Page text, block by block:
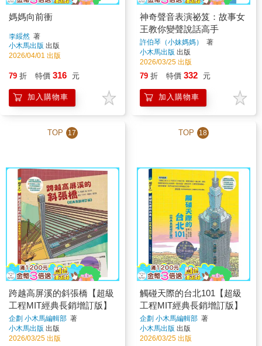
媽媽向前衝
李綏然 著
小木馬出版 出版
2026/04/01 出版
79 折 特價 316 元
加入購物車
神奇聲音表演祕笈：故事女
王教你變聲說話高手
許伯琴（小妹媽媽）
著
小木馬出版 出版
2026/03/25 出版
79 折 特價 332 元
加入購物車
TOP 17
跨越高屏溪的斜張橋【超級
工程MIT經典長銷增訂版】
企劃 小木馬編輯部 著
小木馬出版 出版
2026/03/25 出版
TOP 18
觸碰天際的台北101【超級
工程MIT經典長銷增訂版】
企劃 小木馬編輯部 著
小木馬出版 出版
2026/03/25 出版